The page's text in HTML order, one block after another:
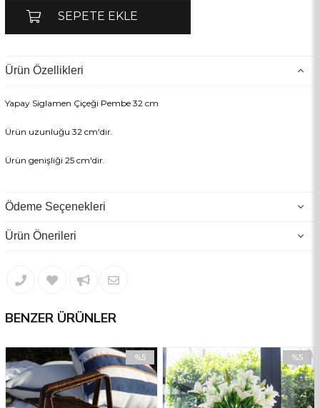
Ürün Özellikleri
Yapay Siglamen Çiçeği Pembe 32 cm
Ürün uzunluğu 32 cm'dir.
Ürün genişliği 25 cm'dir.
Üründe 24 adet yaprak 8 adet Siglamen kellesi bulunmaktadır.
Ödeme Seçenekleri
Ürün Önerileri
BENZER ÜRÜNLER
%5
İndirim
%5İndirim
%5
İndirim